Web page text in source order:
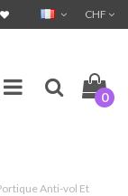
CHF
0
Anti-vol Et